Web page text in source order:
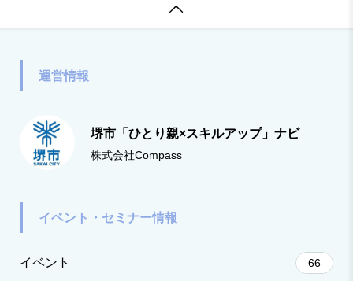

運営情報
堺市「ひとり親×スキルアップ」ナビ
株式会社Compass
イベント・セミナー情報
イベント 66